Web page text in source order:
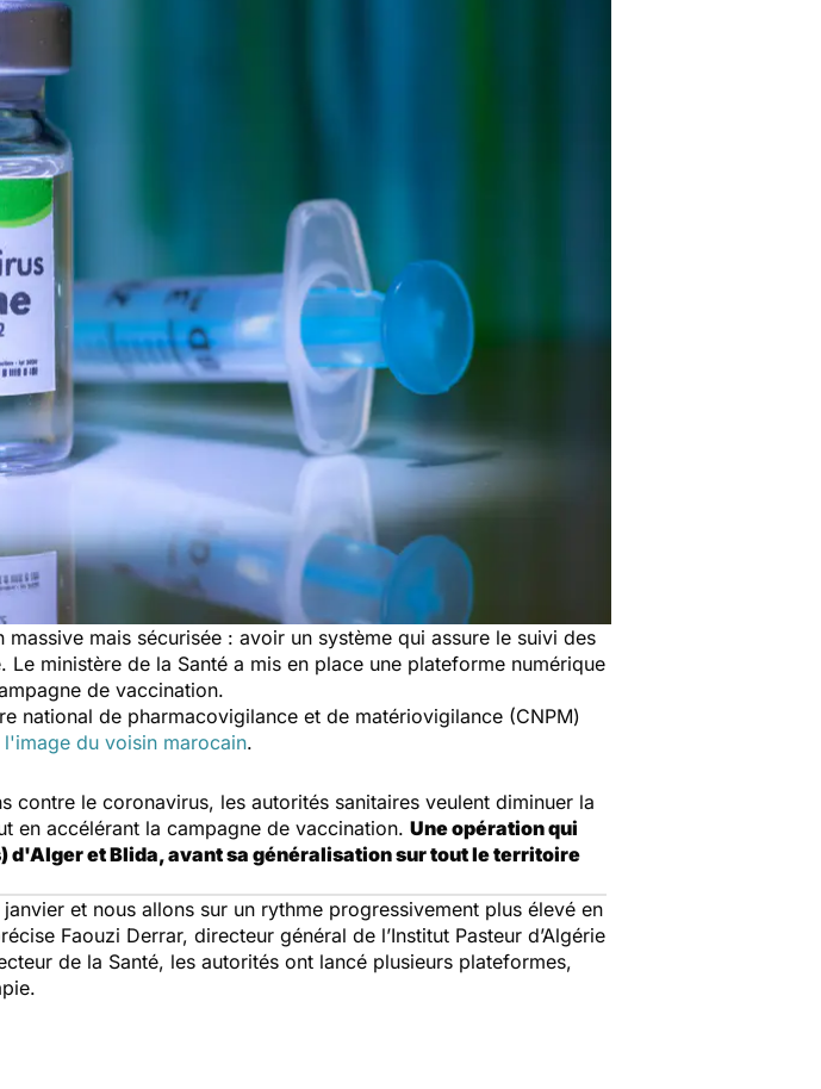
mais sécurisée : avoir un système qui assure le suivi des
ministère de la Santé a mis en place une plateforme numérique
de vaccination.
national de pharmacovigilance et de matériovigilance (CNPM)
l'image du voisin marocain.
le coronavirus, les autorités sanitaires veulent diminuer la
en accélérant la campagne de vaccination. Une opération qui
et Blida, avant sa généralisation sur tout le territoire
et nous allons sur un rythme progressivement plus élevé en
Faouzi Derrar, directeur général de l’Institut Pasteur d’Algérie
de la Santé, les autorités ont lancé plusieurs plateformes,